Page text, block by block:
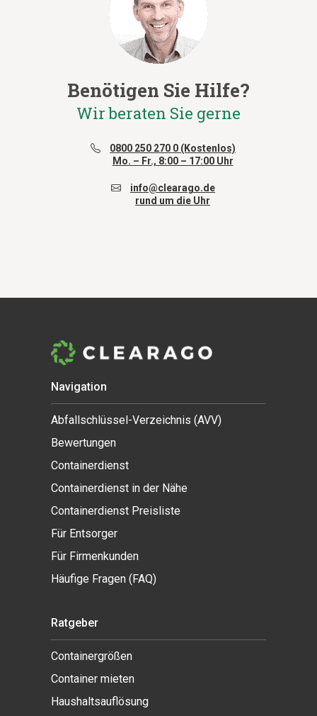
Benötigen Sie Hilfe?
Wir beraten Sie gerne
0800 250 270 0 (Kostenlos)
Mo. – Fr., 8:00 – 17:00 Uhr
info@clearago.de
rund um die Uhr
Navigation
Abfallschlüssel-Verzeichnis (AVV)
Bewertungen
Containerdienst
Containerdienst in der Nähe
Containerdienst Preisliste
Für Entsorger
Für Firmenkunden
Häufige Fragen (FAQ)
Ratgeber
Containergrößen
Container mieten
Haushaltsauflösung